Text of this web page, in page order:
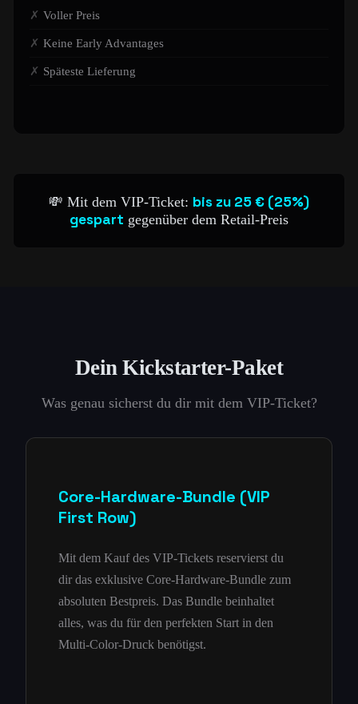
Voller Preis
Keine Early Advantages
Späteste Lieferung
💸 Mit dem VIP-Ticket: bis zu 25 € (25%)
gespart gegenüber dem Retail-Preis
Dein Kickstarter-Paket
Was genau sicherst du dir mit dem VIP-Ticket?
Core-Hardware-Bundle (VIP
First Row)
Mit dem Kauf des VIP-Tickets reservierst du
dir das exklusive Core-Hardware-Bundle zum
absoluten Bestpreis. Das Bundle beinhaltet
alles, was du für den perfekten Start in den
Multi-Color-Druck benötigst.